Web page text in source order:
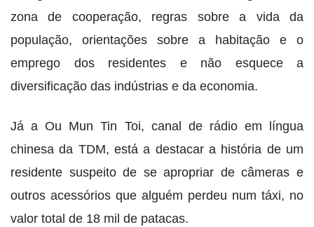
zona de cooperação, regras sobre a vida da
população, orientações sobre a habitação e o
emprego dos residentes e não esquece a
diversificação das indústrias e da economia.
Já a Ou Mun Tin Toi, canal de rádio em língua
chinesa da TDM, está a destacar a história de um
residente suspeito de se apropriar de câmeras e
outros acessórios que alguém perdeu num táxi, no
valor total de 18 mil de patacas.